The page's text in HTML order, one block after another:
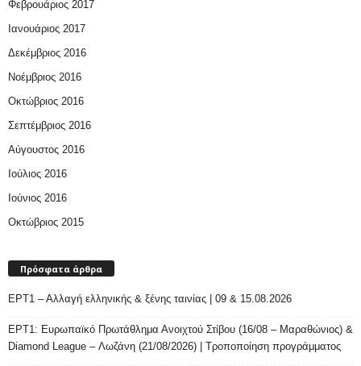
Φεβρουάριος 2017
Ιανουάριος 2017
Δεκέμβριος 2016
Νοέμβριος 2016
Οκτώβριος 2016
Σεπτέμβριος 2016
Αύγουστος 2016
Ιούλιος 2016
Ιούνιος 2016
Οκτώβριος 2015
Πρόσφατα άρθρα
ΕΡΤ1 – Αλλαγή ελληνικής & ξένης ταινίας | 09 & 15.08.2026
ΕΡΤ1: Ευρωπαϊκό Πρωτάθλημα Ανοιχτού Στίβου (16/08 – Μαραθώνιος) &
Diamond League – Λωζάνη (21/08/2026) | Τροποποίηση προγράμματος